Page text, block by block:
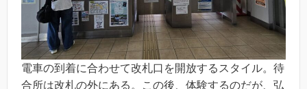
電車の到着に合わせて改札口を開放するスタイル。待
合所は改札の外にある。この後、体験するのだが、弘